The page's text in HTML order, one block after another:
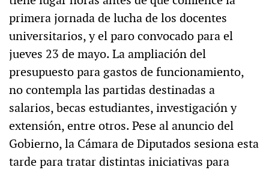
primera jornada de lucha de los docentes
universitarios, y el paro convocado para el
jueves 23 de mayo. La ampliación del
presupuesto para gastos de funcionamiento,
no contempla las partidas destinadas a
salarios, becas estudiantes, investigación y
extensión, entre otros. Pese al anuncio del
Gobierno, la Cámara de Diputados sesiona esta
tarde para tratar distintas iniciativas para